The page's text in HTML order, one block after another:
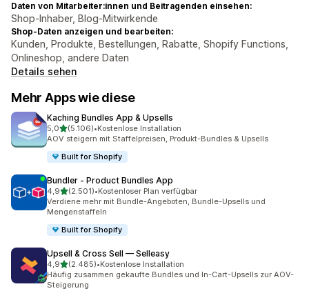
Daten von Mitarbeiter:innen und Beitragenden einsehen:
Shop-Inhaber, Blog-Mitwirkende
Shop-Daten anzeigen und bearbeiten:
Kunden, Produkte, Bestellungen, Rabatte, Shopify Functions,
Onlineshop, andere Daten
Details sehen
Mehr Apps wie diese
Kaching Bundles App & Upsells
5,0von 5 Sternen
(5.106)
5106 Rezensionen insgesamt
•Kostenlose Installation
AOV steigern mit Staffelpreisen, Produkt-Bundles & Upsells
Built for Shopify
Bundler ‑ Product Bundles App
4,9von 5 Sternen
(2.501)
2501 Rezensionen insgesamt
•Kostenloser Plan verfügbar
Verdiene mehr mit Bundle-Angeboten, Bundle-Upsells und
Mengenstaffeln
Built for Shopify
Upsell & Cross Sell — Selleasy
4,9von 5 Sternen
(2.485)
2485 Rezensionen insgesamt
•Kostenlose Installation
Häufig zusammen gekaufte Bundles und In-Cart-Upsells zur AOV-
Steigerung